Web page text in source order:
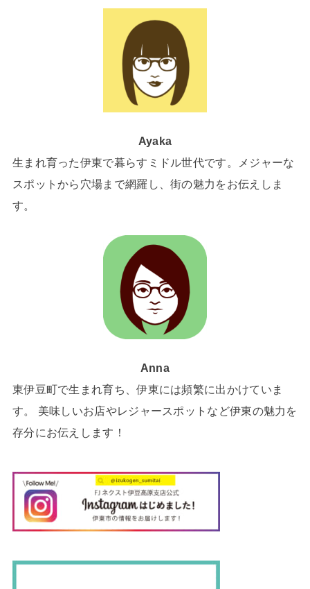
Ayaka
生まれ育った伊東で暮らすミドル世代です。メジャーな
スポットから穴場まで網羅し、街の魅力をお伝えしま
す。
Anna
東伊豆町で生まれ育ち、伊東には頻繁に出かけていま
す。 美味しいお店やレジャースポットなど伊東の魅力を
存分にお伝えします！